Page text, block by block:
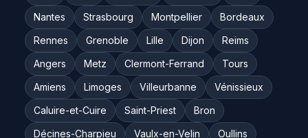
Nantes
Strasbourg Montpellier
Bordeaux
Rennes
Grenoble Lille Dijon
Reims
Angers
Metz Clermont-Ferrand
Tours
Amiens
Limoges Villeurbanne
Vénissieux
Caluire-et-Cuire
Saint-Priest
Bron
Décines-Charpieu
Vaulx-en-Velin
Oullins